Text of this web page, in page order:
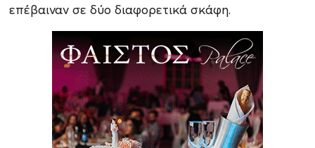
επέβαιναν σε δύο διαφορετικά σκάφη.